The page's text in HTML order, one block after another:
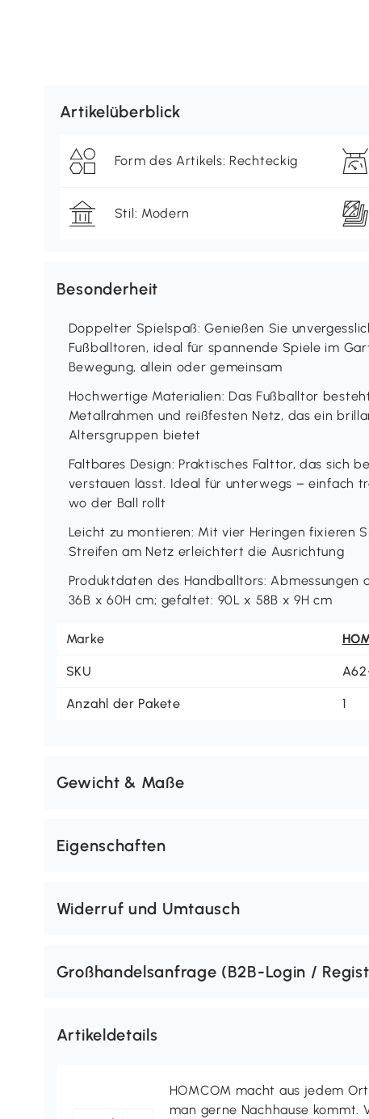
Artikelüberblick
Form des Artikels: Rechteckig
Stil: Modern
Besonderheit
Doppelter Spielspaß: Genießen Sie
Fußballtoren, ideal für spannende Spiele im
Bewegung, allein oder gemeinsam
Hochwertige Materialien: Das Fußballtor
Metallrahmen und reißfesten Netz, das ein
Altersgruppen bietet
Faltbares Design: Praktisches Falttor, das sich
verstauen lässt. Ideal für unterwegs – einfach
wo der Ball rollt
Leicht zu montieren: Mit vier Heringen fixieren
Streifen am Netz erleichtert die Ausrichtung
Produktdaten des Handballtors: Abmessungen
36B x 60H cm; gefaltet: 90L x 58B x 9H cm
Marke
SKU
Anzahl der Pakete 1
Gewicht & Maße
Eigenschaften
Widerruf und Umtausch
Großhandelsanfrage (B2B-Login /
Artikeldetails
HOMCOM macht aus jedem
man gerne Nachhause kommt.